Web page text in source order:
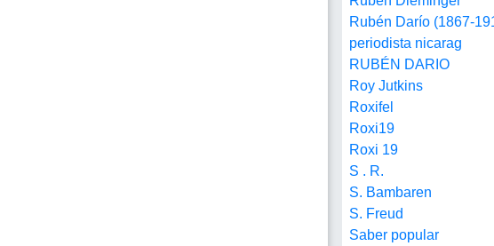
Rubén Darío (1867-
periodista nicarag
RUBÉN DARIO
Roy Jutkins
Roxifel
Roxi19
Roxi 19
S . R.
S. Bambaren
S. Freud
Saber popular